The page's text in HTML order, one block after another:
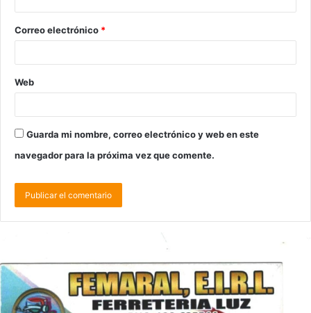
Correo electrónico *
Web
Guarda mi nombre, correo electrónico y web en este
navegador para la próxima vez que comente.